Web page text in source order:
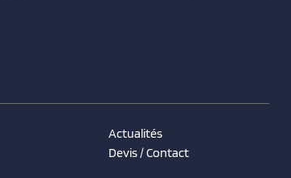
Actualités
Devis / Contact